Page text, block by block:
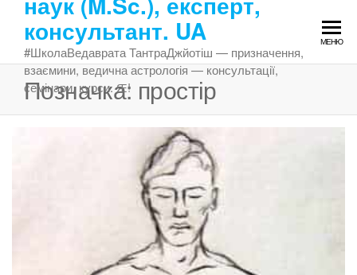
Перейти
змістуконсультант. UA
#ШколаВедаврата ТантраДжйотіш — призначення,
взаємини, ведична астрологія — консультації,
семінари, курси. Ԙ!
МЕНЮ
Позначка: простір